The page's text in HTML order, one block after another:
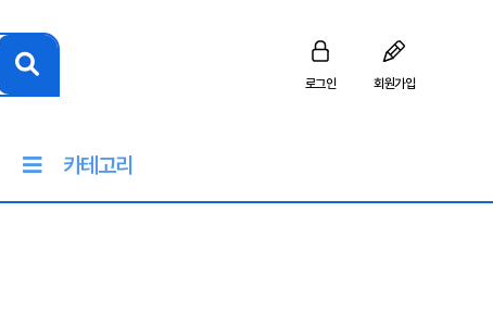
로그인 회원가입
카테고리